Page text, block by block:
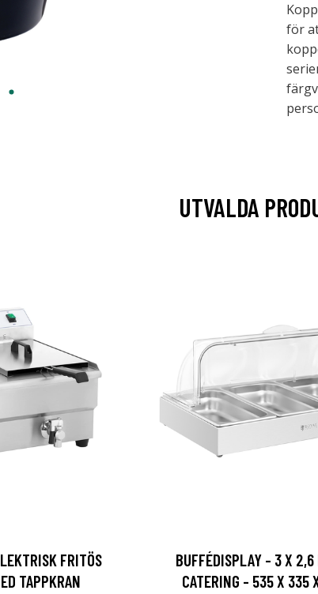
för
UTVALDA
FRITÖS
TAPPKRAN
BUFFÉDISPLAY - 3 X 2,6
CATERING - 535 X 335